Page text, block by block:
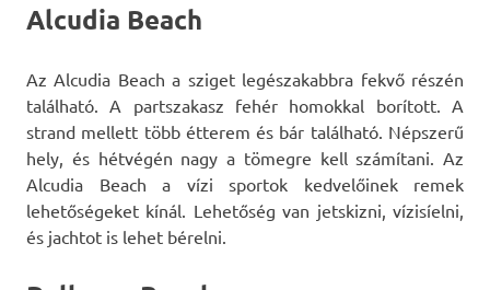
Alcudia Beach
Az Alcudia Beach a sziget legészakabbra fekvő részén
található. A partszakasz fehér homokkal borított. A
strand mellett több étterem és bár található. Népszerű
hely, és hétvégén nagy a tömegre kell számítani. Az
Alcudia Beach a vízi sportok kedvelőinek remek
lehetőségeket kínál. Lehetőség van jetskizni, vízisíelni,
és jachtot is lehet bérelni.